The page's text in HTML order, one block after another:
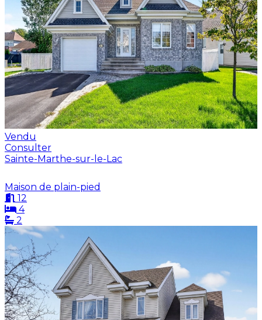
Vendu
Consulter
Sainte-Marthe-sur-le-Lac
Maison de plain-pied
12
4
2